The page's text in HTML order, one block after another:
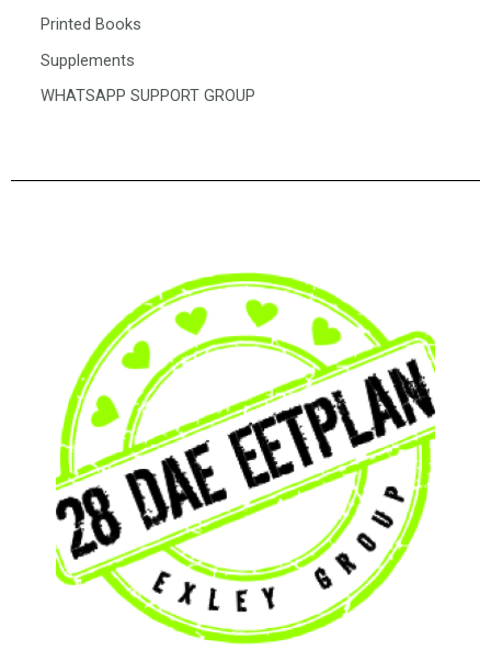
Printed Books
Supplements
WHATSAPP SUPPORT GROUP